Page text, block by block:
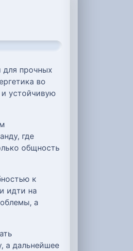
для прочных
во
устойчивую
где
общность
к
идти на
а
а дальнейшее